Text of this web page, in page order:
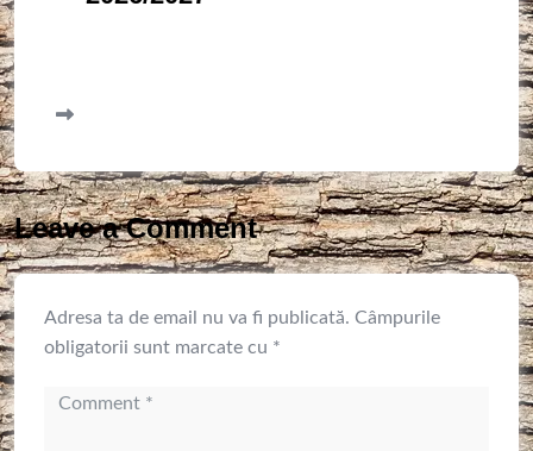
Leave a Comment
Adresa ta de email nu va fi publicată. Câmpurile
obligatorii sunt marcate cu *